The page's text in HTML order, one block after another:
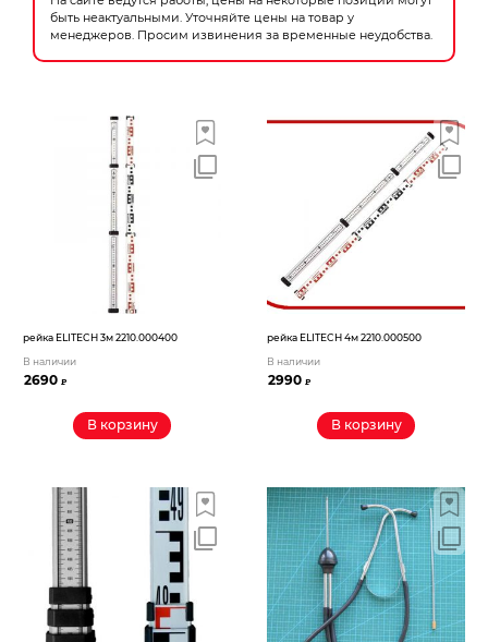
Компрессорное оборудование
Новогодние товары
Подарочные сертификаты
Расходные материалы и оснастка
Сад-огород
Садовая техника
Спецодежда
Станки
Электроинструмент
Электрохозтовары
быть неактуальными. Уточняйте цены на товар у
менеджеров. Просим извинения за временные неудобства.
рейка ELITECH 3м 2210.000400
В наличии
2690₽
В корзину
рейка ELITECH 4м 2210.000500
В наличии
2990₽
В корзину